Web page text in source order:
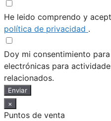
He leido comprendo y
política de privacidad .
Doy mi consentimiento
electrónicas para
relacionados.
Enviar
×
Puntos de venta